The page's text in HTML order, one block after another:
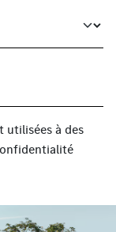
utilisées à des